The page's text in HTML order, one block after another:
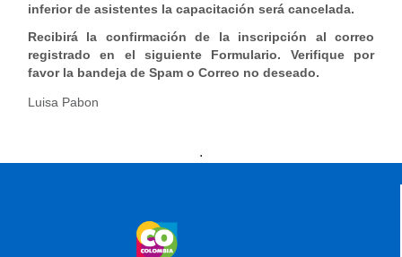
inferior de asistentes la capacitación será cancelada.
Recibirá la confirmación de la inscripción al correo
registrado en el siguiente Formulario. Verifique por
favor la bandeja de Spam o Correo no deseado.
Luisa Pabon
MinRelaciones
.